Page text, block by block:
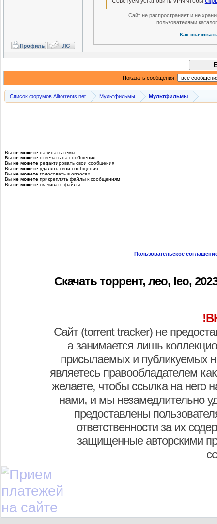
Сайт не распространяет и не
пользователями
Как
Показать сообщения:
Список форумов Alltorrents.net Мультфильмы Мультфильмы
Вы не можете начинать темы
Вы не можете отвечать на сообщения
Вы не можете редактировать свои сообщения
Вы не можете удалять свои сообщения
Вы не можете голосовать в опросах
Вы не можете прикреплять файлы к сообщениям
Вы не можете скачивать файлы
Пользовательское
Скачать торрент, лео, leo,
Сайт (torrent tracker) не
а занимается лишь
присылаемых и публикуемых
являетесь правообладателем
желаете, чтобы ссылка на него
нами, и мы незамедлительно
предоставлены
ответственности за их
защищенные авторскими